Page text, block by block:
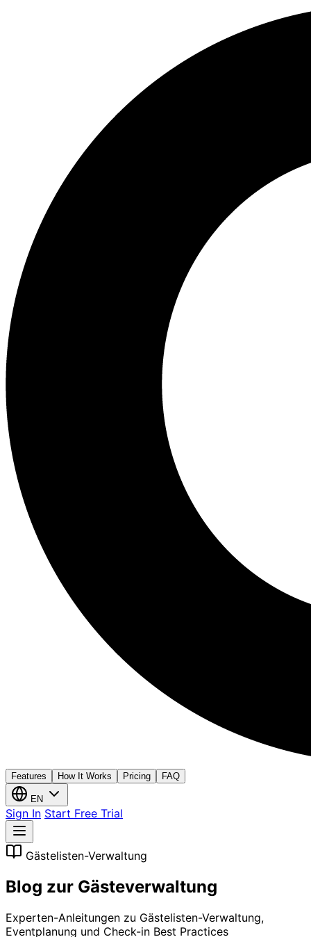
Features How It Works Pricing FAQ
EN
Sign In Start Free Trial
Gästelisten-Verwaltung
Blog zur Gästeverwaltung
Experten-Anleitungen zu Gästelisten-Verwaltung,
Eventplanung und Check-in Best Practices